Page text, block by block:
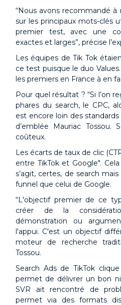
“Nous avons recommandé
sur les principaux mots-clés
premier test, avec une
exactes et larges”, précise
Les équipes de Tik Tok
ce test puisque le duo
les premiers en France à en
Pour quel résultat ? “Si l’on
phares du search, le CPC,
est encore loin des
d’emblée Mauriac
coûteux.
Les écarts de taux de clic
entre TikTok et Google".
s’agit, certes, de search
funnel que celui de Google.
“L'objectif premier de ce
créer de la
démonstration ou
l'appui. C'est un objectif
moteur de recherche
Tossou.
Search Ads de TikTok
permet de délivrer un bon
SVR ait rencontré de
permet via des formats